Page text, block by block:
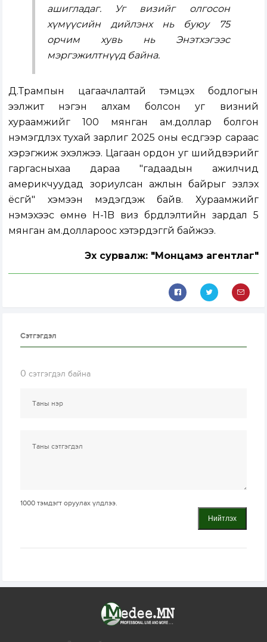
ашигладаг. Уг визийг олгосон
хүмүүсийн дийлэнх нь буюу 75
орчим хувь нь Энэтхэгээс
мэргэжилтнүүд байна.
Д.Трампын цагаачлалтай тэмцэх бодлогын
ээлжит нэгэн алхам болсон уг визний
хураамжийг 100 мянган ам.доллар болгон
нэмэгдүүлэх тухай зарлиг 2025 оны есдүгээр сараас
хэрэгжиж эхэлжээ. Цагаан ордон уг шийдвэрийг
гаргасныхаа дараа "гадаадын ажилчид
америкчуудад зориулсан ажлын байрыг эзлэх
ёсгүй" хэмээн мэдэгдэж байв. Хураамжийг
нэмэхээс өмнө H-1B виз бүрдүүлэлтийн зардал 5
мянган ам.доллароос хэтэрдэггүй байжээ.
Эх сурвалж: "Монцамэ агентлаг"
Сэтгэгдэл
0 сэтгэгдэл байна
1000 тэмдэгт оруулах үлдлээ.
Нийтлэх